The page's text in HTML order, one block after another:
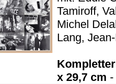
Tamiroff,
Michel
Lang,
x 29,7 cm